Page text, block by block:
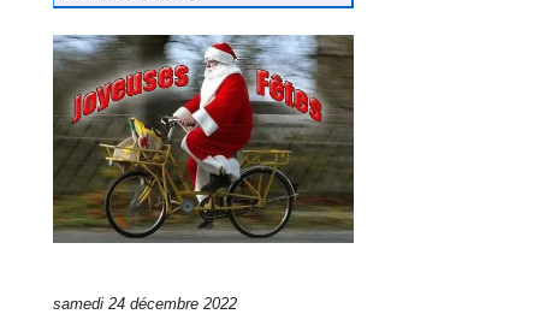
samedi 24 décembre 2022